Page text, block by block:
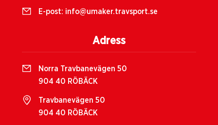
E-post: info@umaker.travsport.se
Adress
Norra Travbanevägen 50
904 40 RÖBÄCK
Travbanevägen 50
904 40 RÖBÄCK